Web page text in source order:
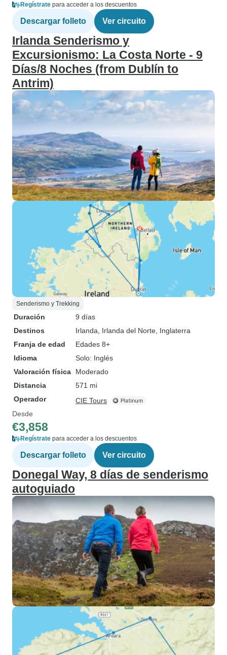
Regístrate para acceder a los descuentos
Descargar folleto Ver circuito
Irlanda Senderismo y
Excursionismo: La Costa Norte - 9
Días/8 Noches (from Dublín to
Antrim)
Senderismo y Trekking
Duración
9 días
Destinos
Irlanda , Irlanda del Norte , Inglaterra
Franja de edad
Edades 8+
Idioma
Solo: Inglés
Valoración física
Moderado
Distancia
571 mi
Operador
CIE Tours
Desde
€3,858
Regístrate para acceder a los descuentos
Descargar folleto Ver circuito
Donegal Way, 8 días de senderismo
autoguiado